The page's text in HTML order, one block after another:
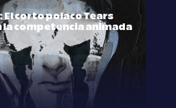
El corto polaco Tears
la competencia animada